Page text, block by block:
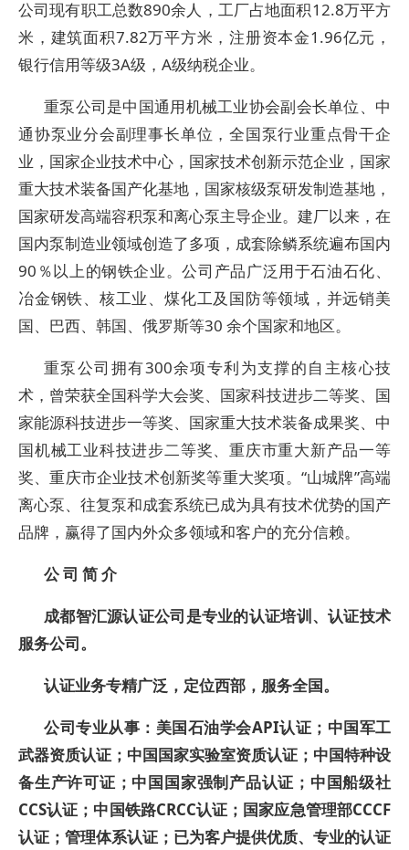
公司现有职工总数890余人，工厂占地面积12.8万平方
米，建筑面积7.82万平方米，注册资本金1.96亿元，
银行信用等级3A级，A级纳税企业。
重泵公司是中国通用机械工业协会副会长单位、中
通协泵业分会副理事长单位，全国泵行业重点骨干企
业，国家企业技术中心，国家技术创新示范企业，国家
重大技术装备国产化基地，国家核级泵研发制造基地，
国家研发高端容积泵和离心泵主导企业。建厂以来，在
国内泵制造业领域创造了多项，成套除鳞系统遍布国内
90％以上的钢铁企业。公司产品广泛用于石油石化、
冶金钢铁、核工业、煤化工及国防等领域，并远销美
国、巴西、韩国、俄罗斯等30 余个国家和地区。
重泵公司拥有300余项专利为支撑的自主核心技
术，曾荣获全国科学大会奖、国家科技进步二等奖、国
家能源科技进步一等奖、国家重大技术装备成果奖、中
国机械工业科技进步二等奖、重庆市重大新产品一等
奖、重庆市企业技术创新奖等重大奖项。“山城牌”高端
离心泵、往复泵和成套系统已成为具有技术优势的国产
品牌，赢得了国内外众多领域和客户的充分信赖。
公 司 简 介
成都智汇源认证公司是专业的认证培训、认证技术
服务公司。
认证业务专精广泛，定位西部，服务全国。
公司专业从事： 美国石油学会API认证 ；中国军工
武器资质认证；中国国家实验室资质认证；中国特种设
备生产许可证；中国国家强制产品认证；中国船级社
CCS认证；中国铁路CRCC认证；国家应急管理部CCCF
认证；管理体系认证；已为客户提供优质、专业的认证